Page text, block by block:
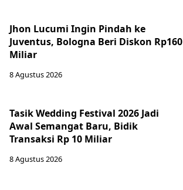
Jhon Lucumi Ingin Pindah ke
Juventus, Bologna Beri Diskon Rp160
Miliar
8 Agustus 2026
Tasik Wedding Festival 2026 Jadi
Awal Semangat Baru, Bidik
Transaksi Rp 10 Miliar
8 Agustus 2026